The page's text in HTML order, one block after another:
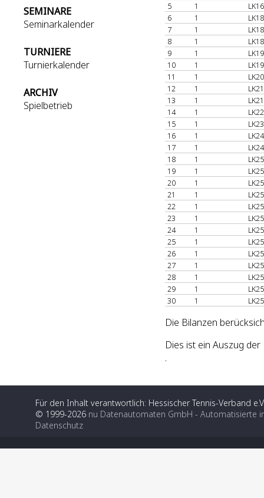
SEMINARE
Seminarkalender
TURNIERE
Turnierkalender
ARCHIV
Spielbetrieb
5
1
6
1
7
1
8
1
9
1
10
1
11
1
12
1
13
1
14
1
15
1
16
1
17
1
18
1
19
1
20
1
21
1
22
1
23
1
24
1
25
1
26
1
27
1
28
1
29
1
30
1
Die Bilanzen
Dies ist ein Auszug
.
Für den Inhalt verantwortlich: Hessischer Tennis-Verband
© 1999-2026 nu Datenautomaten GmbH - Automatisierte
Datenschutz